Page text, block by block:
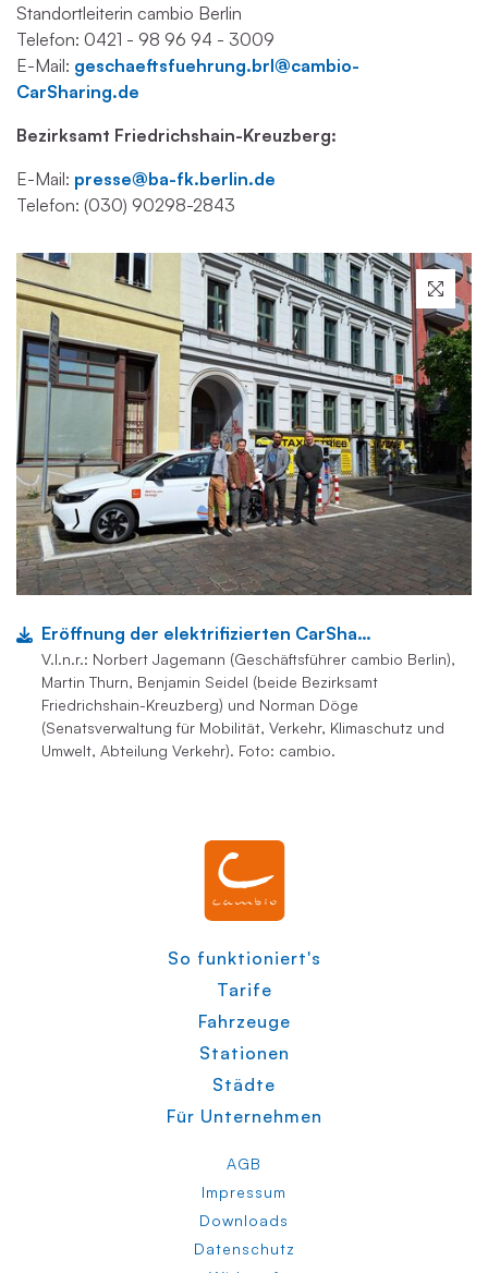
Standortleiterin cambio Berlin
Telefon: 0421 - 98 96 94 - 3009
E-Mail: geschaeftsfuehrung.brl@cambio-
CarSharing.de
Bezirksamt Friedrichshain-Kreuzberg:
E-Mail: presse@ba-fk.berlin.de
Telefon: (030) 90298-2843
Eröffnung der elektrifizierten CarSharing-Station
V.l.n.r.: Norbert Jagemann (Geschäftsführer cambio Berlin),
Martin Thurn, Benjamin Seidel (beide Bezirksamt
Friedrichshain-Kreuzberg) und Norman Döge
(Senatsverwaltung für Mobilität, Verkehr, Klimaschutz und
Umwelt, Abteilung Verkehr). Foto: cambio.
So funktioniert's
Tarife
Fahrzeuge
Stationen
Städte
Für Unternehmen
AGB
Impressum
Downloads
Datenschutz